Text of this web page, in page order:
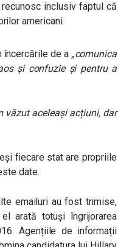
inclusiv faptul că
americani.
încercările de a „comunica
și confuzie și pentru a
văzut aceleași acțiuni, dar
fiecare stat are propriile
date.
emailuri au fost trimise,
arată totuși îngrijorarea
Agențiile de informații